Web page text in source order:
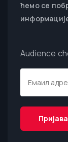
ћемо се
Audience